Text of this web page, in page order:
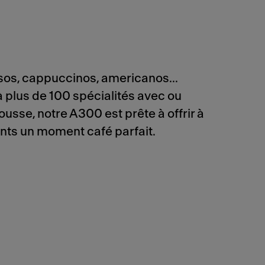
cappuccinos, americanos...
plus de 100 spécialités avec ou
notre A300 est prête à offrir à
un moment café parfait.